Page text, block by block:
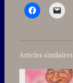
Articles similaires